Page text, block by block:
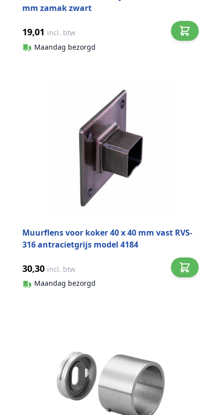
mm zamak zwart
19,01 incl. btw
Maandag bezorgd
Muurflens voor koker 40 x 40 mm vast RVS-
316 antracietgrijs model 4184
30,30 incl. btw
Maandag bezorgd